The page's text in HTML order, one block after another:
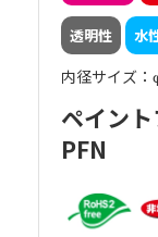
と同様、平
縮にもつなが
採用いただ
に膨潤する
ウレタンホ
透明性 水
内径サイズ
ペイン
PFN